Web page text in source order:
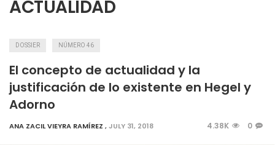
ACTUALIDAD
DOSSIER NÚMERO 46
El concepto de actualidad y la
justificación de lo existente en Hegel y
Adorno
ANA ZACIL VIEYRA RAMÍREZ ,JULY 31, 2018 4.38K 0